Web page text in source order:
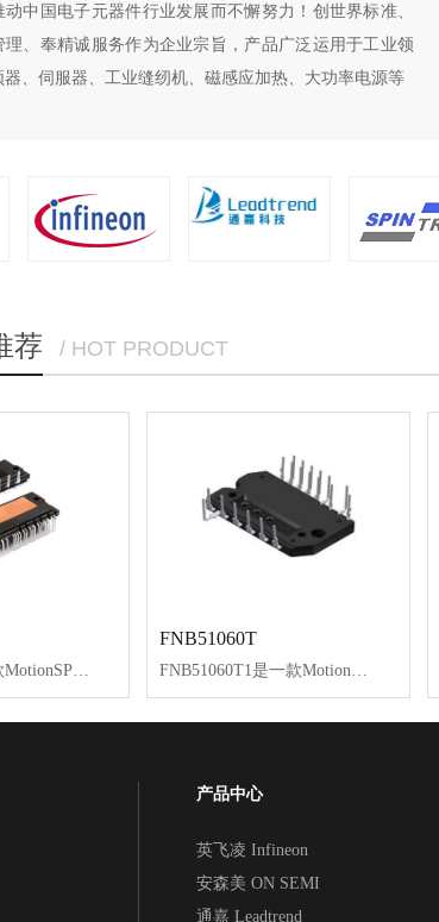
动中国电子元器件行业发展而不懈努力！创世界标准、
理、奉精诚服务作为企业宗旨，产品广泛运用于工业领
器、伺服器、工业缝纫机、磁感应加热、大功率电源等
荐 / HOT PRODUCT
FNB51060T
产品中心
英飞凌 Infineon
安森美 ON SEMI
通嘉 Leadtrend